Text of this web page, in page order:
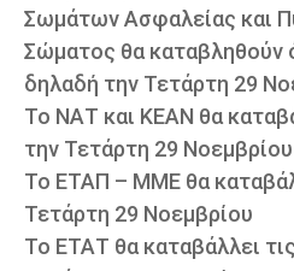
Σωμάτων Ασφαλείας και
Σώματος θα
δηλαδή την Τετάρτη 29
Το ΝΑΤ και ΚΕΑΝ θα
την Τετάρτη 29 Νοεμβρίου
Το ΕΤΑΠ – ΜΜΕ θα
Τετάρτη 29 Νοεμβρίου
Το ΕΤΑΤ θα καταβάλλει